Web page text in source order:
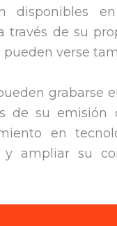
disponibles
través de su
verse
grabarse
de su emisión
en
y ampliar su